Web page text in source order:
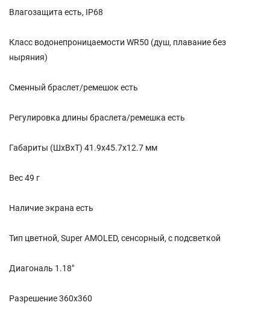
Влагозащита есть, IP68
Класс водонепроницаемости WR50 (душ, плавание без
ныряния)
Сменный браслет/ремешок есть
Регулировка длины браслета/ремешка есть
Габариты (ШхВхТ) 41.9x45.7x12.7 мм
Вес 49 г
Наличие экрана есть
Тип цветной, Super AMOLED, сенсорный, с подсветкой
Диагональ 1.18"
Разрешение 360x360